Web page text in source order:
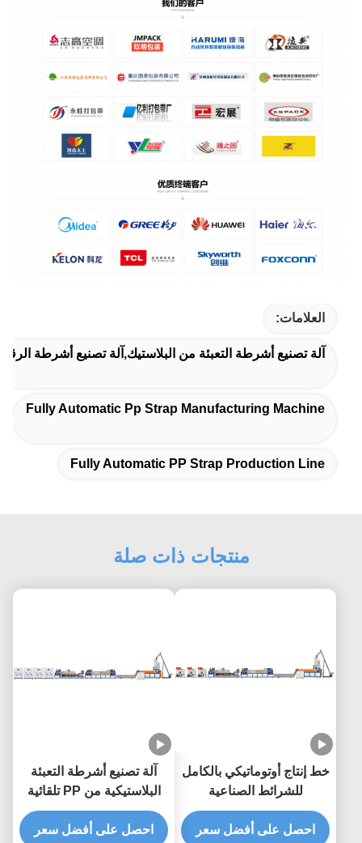
العلامات:
آلة تصنيع أشرطة التعبئة من البلاستيك,آلة تصنيع أشرطة
Fully Automatic Pp Strap Manufacturing Machine
Fully Automatic PP Strap Production Line
منتجات ذات صلة
خط إنتاج أوتوماتيكي بالكامل
للشرائط الصناعية
احصل على أفضل سعر
آلة تصنيع أشرطة التعبئة
البلاستيكية من PP تلقائية
بالكامل 90-600 كيلوغرام /
ساعة
احصل على أفضل سعر